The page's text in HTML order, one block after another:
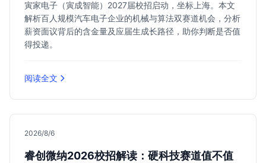
寅家电子（寅成智能）2027届校招启动，坐标上海。本文
解析百人规模汽车电子企业的机械与算法双赛道机会，分析
薪资面议背后的含金量及应届生成长路径，助你判断是否值
得投递。
阅读全文
2026/8/6
睿创微纳2026校招解读：硬科技赛道值不值